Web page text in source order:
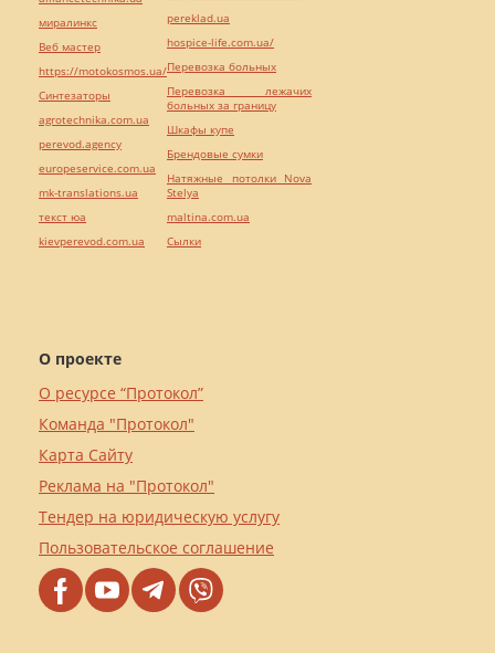
О проекте
О ресурсе “Протокол”
Команда "Протокол"
Карта Сайту
Реклама на "Протокол"
Тендер на юридическую услугу
Пользовательское соглашение
миралинкс
Веб мастер
https://motokosmos.ua/
Синтезаторы
agrotechnika.com.ua
perevod.agency
europeservice.com.ua
mk-translations.ua
текст юа
kievperevod.com.ua
pereklad.ua
hospice-life.com.ua/
Перевозка больных
Перевозка лежачих
больных за границу
Шкафы купе
Брендовые сумки
Натяжные потолки Nova
Stelya
maltina.com.ua
Cылки